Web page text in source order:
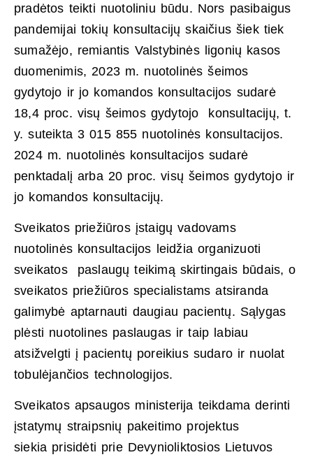
pradėtos teikti nuotoliniu būdu. Nors pasibaigus
pandemijai tokių konsultacijų skaičius šiek tiek
sumažėjo, remiantis Valstybinės ligonių kasos
duomenimis, 2023 m. nuotolinės šeimos
gydytojo ir jo komandos konsultacijos sudarė
18,4 proc. visų šeimos gydytojo konsultacijų, t.
y. suteikta 3 015 855 nuotolinės konsultacijos.
2024 m. nuotolinės konsultacijos sudarė
penktadalį arba 20 proc. visų šeimos gydytojo ir
jo komandos konsultacijų.
Sveikatos priežiūros įstaigų vadovams
nuotolinės konsultacijos leidžia organizuoti
sveikatos paslaugų teikimą skirtingais būdais, o
sveikatos priežiūros specialistams atsiranda
galimybė aptarnauti daugiau pacientų. Sąlygas
plėsti nuotolines paslaugas ir taip labiau
atsižvelgti į pacientų poreikius sudaro ir nuolat
tobulėjančios technologijos.
Sveikatos apsaugos ministerija teikdama derinti
įstatymų straipsnių pakeitimo projektus
siekia prisidėti prie Devynioliktosios Lietuvos